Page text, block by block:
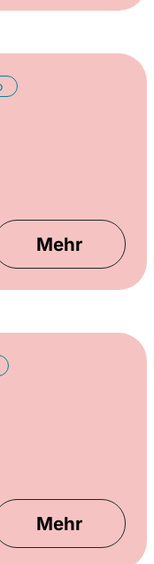
Mehr
Mehr